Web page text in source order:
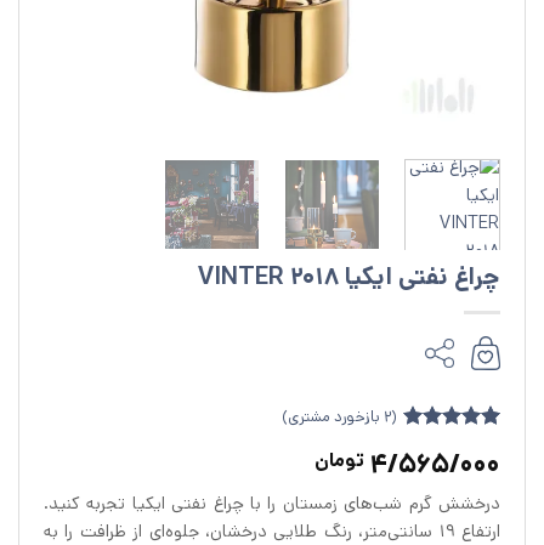
چراغ نفتی ایکیا VINTER 2018
از 5 در
مشتری
(
2 بازخورد مشتری)
4/565/000 تومان
درخشش گرم شب‌های زمستان را با چراغ نفتی ایکیا تجربه کنید.
ارتفاع ۱۹ سانتی‌متر، رنگ طلایی درخشان، جلوه‌ای از ظرافت را به